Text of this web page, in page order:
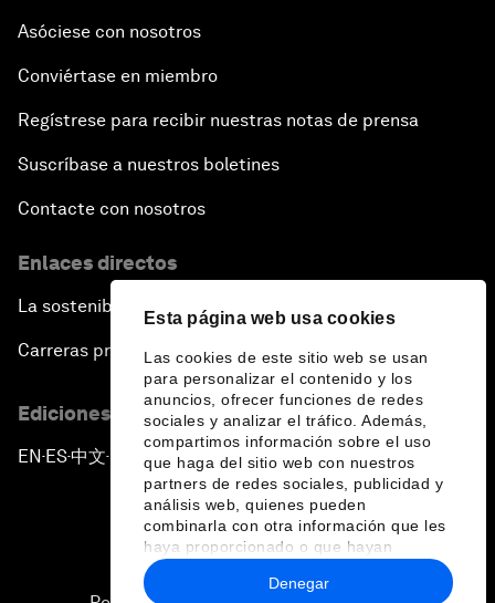
Esta página web usa cookies
Las cookies de este sitio web se usan
para personalizar el contenido y los
anuncios, ofrecer funciones de redes
sociales y analizar el tráfico. Además,
compartimos información sobre el uso
que haga del sitio web con nuestros
partners de redes sociales, publicidad y
análisis web, quienes pueden
combinarla con otra información que les
haya proporcionado o que hayan
recopilado a partir del uso que haya
hecho de sus servicios.
Denegar
Asóciese con nosotros
Conviértase en miembro
Regístrese para recibir nuestras notas de prensa
Suscríbase a nuestros boletines
Contacte con nosotros
Enlaces directos
La sostenibilidad en el Foro
Carreras profesionales
Ediciones en otros idiomas
EN ▪ ES▪中文▪ 日本語